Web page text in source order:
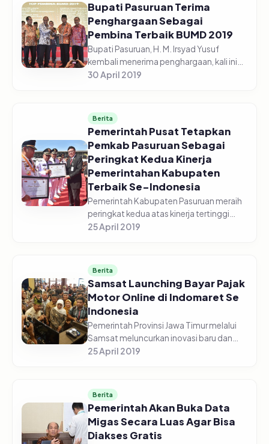
Bupati Pasuruan Terima
Penghargaan Sebagai
Pembina Terbaik BUMD 2019
Bupati Pasuruan, H. M. Irsyad Yusuf
kembali menerima penghargaan, kali ini
beliau menerima penghargaan dari
Mili...
30 April 2019
Berita
Pemerintah Pusat Tetapkan
Pemkab Pasuruan Sebagai
Peringkat Kedua Kinerja
Pemerintahan Kabupaten
Terbaik Se-Indonesia
Pemerintah Kabupaten Pasuruan meraih
peringkat kedua atas kinerja tertinggi
penyelenggaraan pemerintahan
langsung ol...
25 April 2019
Berita
Samsat Launching Bayar Pajak
Motor Online di Indomaret Se
Indonesia
Pemerintah Provinsi Jawa Timur melalui
Samsat meluncurkan inovasi baru dan
pertama di Indonesia. Inovasi tersebut
25 April 2019
Berita
Pemerintah Akan Buka Data
Migas Secara Luas Agar Bisa
Diakses Gratis